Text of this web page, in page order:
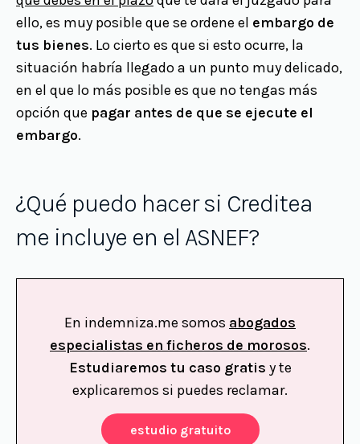
ello, es muy posible que se ordene el embargo de
tus bienes. Lo cierto es que si esto ocurre, la
situación habría llegado a un punto muy delicado,
en el que lo más posible es que no tengas más
opción que pagar antes de que se ejecute el
embargo.
¿Qué puedo hacer si Creditea
me incluye en el ASNEF?
En indemniza.me somos abogados
especialistas en ficheros de morosos.
Estudiaremos tu caso gratis y te
explicaremos si puedes reclamar.
estudio gratuito